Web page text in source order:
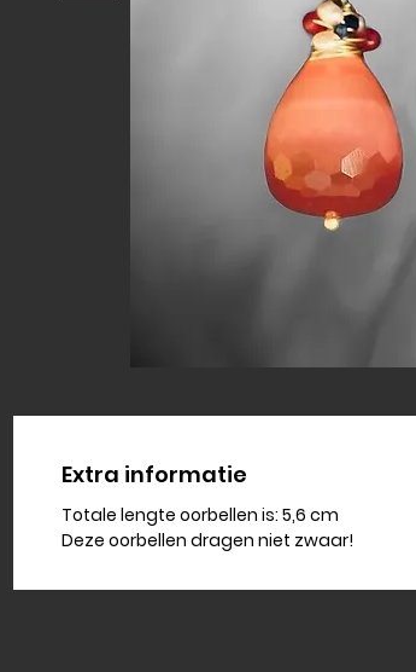
Extra informatie
Totale lengte oorbellen is: 5,6 cm
Deze oorbellen dragen niet zwaar!